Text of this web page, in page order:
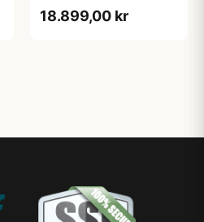
18.899,00 kr